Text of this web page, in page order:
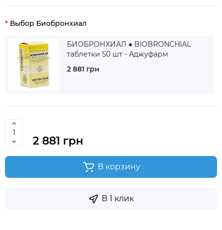
Выбор Биобронхиал
БИОБРОНХИАЛ ● BIOBRONCHIAL
таблетки 50 шт - Аджуфарм
2 881 грн
2 881 грн
В корзину
В 1 клик